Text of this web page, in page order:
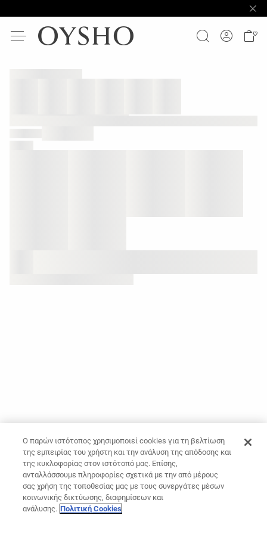
Ο παρών ιστότοπος χρησιμοποιεί cookies για τη βελτίωση
της εμπειρίας του χρήστη και την ανάλυση της απόδοσης και
της κυκλοφορίας στον ιστότοπό μας. Επίσης,
ανταλλάσσουμε πληροφορίες σχετικά με την από μέρους
σας χρήση της τοποθεσίας μας με τους συνεργάτες μέσων
κοινωνικής δικτύωσης, διαφημίσεων και
ανάλυσης. Πολιτική Cookies